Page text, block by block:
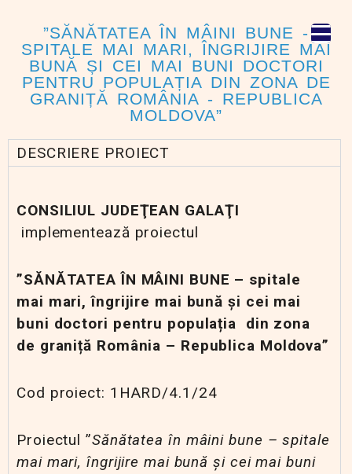
”SĂNĂTATEA ÎN MÂINI BUNE -
SPITALE MAI MARI, ÎNGRIJIRE MAI
BUNĂ ȘI CEI MAI BUNI DOCTORI
PENTRU POPULAȚIA DIN ZONA DE
GRANIȚĂ ROMÂNIA - REPUBLICA
MOLDOVA”
DESCRIERE PROIECT
CONSILIUL JUDEŢEAN GALAŢI
implementează proiectul
”SĂNĂTATEA ÎN MÂINI BUNE – spitale
mai mari, îngrijire mai bună și cei mai
buni doctori pentru populația din zona
de graniță România – Republica Moldova”
Cod proiect: 1HARD/4.1/24
Proiectul ”Sănătatea în mâini bune – spitale
mai mari, îngrijire mai bună și cei mai buni